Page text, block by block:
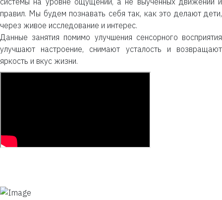
правил. Мы будем познавать себя так, как это делают дети,
через живое исследование и интерес.
Данные занятия помимо улучшения сенсорного восприятия
улучшают настроение, снимают усталость и возвращают
яркость и вкус жизни.